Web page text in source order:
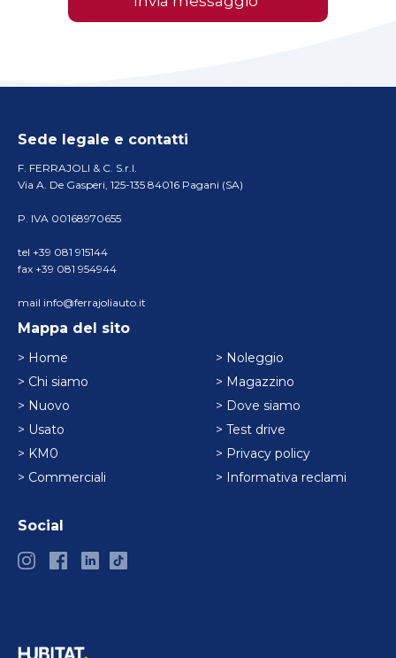
Sede legale e contatti
F. FERRAJOLI & C. S.r.l.
Via A. De Gasperi, 125-135 84016 Pagani (SA)
P. IVA 00168970655
tel +39 081 915144
fax +39 081 954944
mail info@ferrajoliauto.it
Mappa del sito
> Home
> Chi siamo
> Nuovo
> Usato
> KM0
> Commerciali
> Noleggio
> Magazzino
> Dove siamo
> Test drive
> Privacy policy
> Informativa reclami
Social